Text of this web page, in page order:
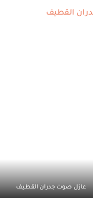
عازل صوت جدران القطيف